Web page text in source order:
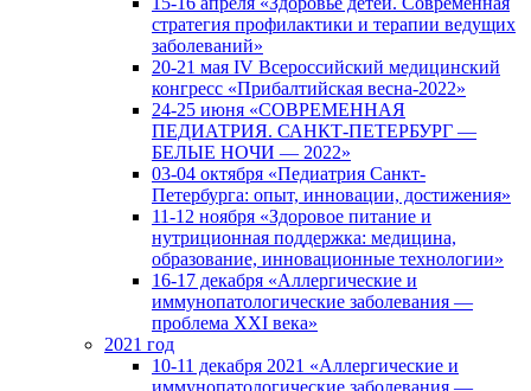
стратегия профилактики и терапии ведущих
заболеваний»
20-21 мая IV Всероссийский медицинский
конгресс «Прибалтийская весна-2022»
24-25 июня «СОВРЕМЕННАЯ
ПЕДИАТРИЯ. САНКТ-ПЕТЕРБУРГ —
БЕЛЫЕ НОЧИ — 2022»
03-04 октября «Педиатрия Санкт-
Петербурга: опыт, инновации, достижения»
11-12 ноября «Здоровое питание и
нутриционная поддержка: медицина,
образование, инновационные технологии»
16-17 декабря «Аллергические и
иммунопатологические заболевания —
проблема XXI века»
2021 год
10-11 декабря 2021 «Аллергические и
иммунопатологические заболевания —